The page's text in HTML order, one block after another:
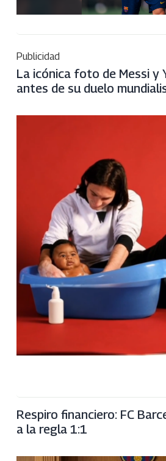
Publicidad
La icónica foto de Messi y
antes de su duelo
Respiro financiero: FC
a la regla 1:1